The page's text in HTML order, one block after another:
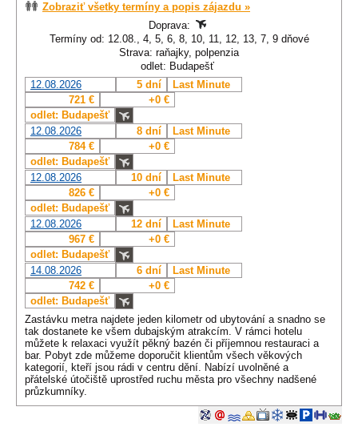
Zobraziť všetky termíny a popis zájazdu »
Doprava:
Termíny od: 12.08., 4, 5, 6, 8, 10, 11, 12, 13, 7, 9 dňové
Strava: raňajky, polpenzia
odlet: Budapešť
12.08.2026
5 dní
Last Minute
721 €
+0 €
odlet: Budapešť
12.08.2026
8 dní
Last Minute
784 €
+0 €
odlet: Budapešť
12.08.2026
10 dní
Last Minute
826 €
+0 €
odlet: Budapešť
12.08.2026
12 dní
Last Minute
967 €
+0 €
odlet: Budapešť
14.08.2026
6 dní
Last Minute
742 €
+0 €
odlet: Budapešť
Zastávku metra najdete jeden kilometr od ubytování a snadno se
tak dostanete ke všem dubajským atrakcím. V rámci hotelu
můžete k relaxaci využít pěkný bazén či příjemnou restauraci a
bar. Pobyt zde můžeme doporučit klientům všech věkových
kategorií, kteří jsou rádi v centru dění. Nabízí uvolněné a
přátelské útočiště uprostřed ruchu města pro všechny nadšené
průzkumníky.